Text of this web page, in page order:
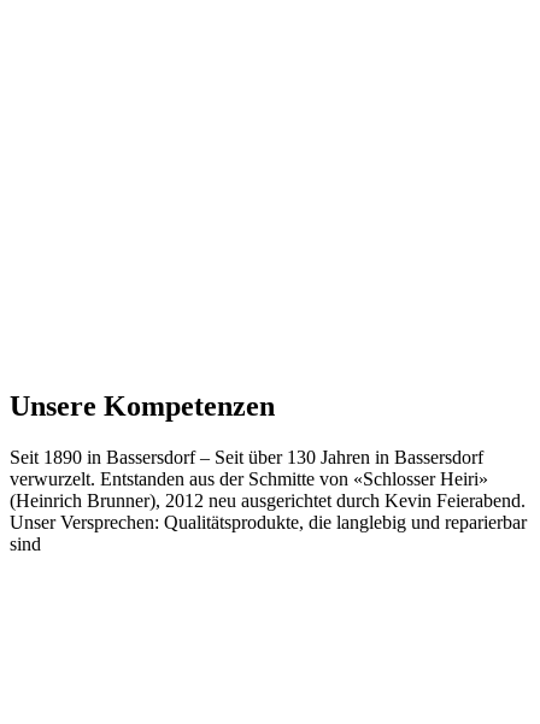
Unsere Kompetenzen
Seit 1890 in Bassersdorf– Seit über 130 Jahren in Bassersdorf
verwurzelt. Entstanden aus der Schmitte von «Schlosser Heiri»
(Heinrich Brunner), 2012 neu ausgerichtet durch Kevin Feierabend.
Unser Versprechen: Qualitätsprodukte, die langlebig und reparierbar
sind